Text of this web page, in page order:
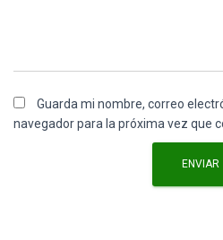
Guarda mi nombre, correo
navegador para la próxima vez que